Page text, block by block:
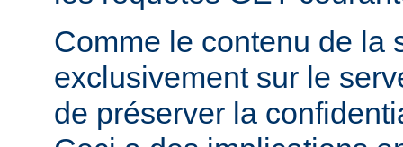
Comme le contenu de la
exclusivement sur le
de préserver la